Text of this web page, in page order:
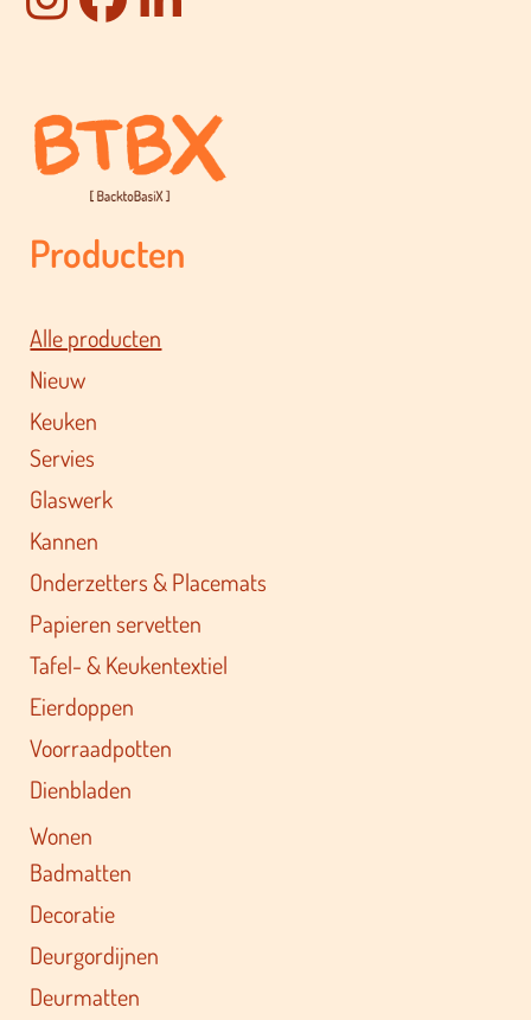
Producten
Alle producten
Nieuw
Keuken
Servies
Glaswerk
Kannen
Onderzetters & Placemats
Papieren servetten
Tafel- & Keukentextiel
Eierdoppen
Voorraadpotten
Dienbladen
Wonen
Badmatten
Decoratie
Deurgordijnen
Deurmatten